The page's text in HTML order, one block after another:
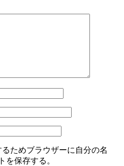
ためブラウザーに自分の名
を保存する。